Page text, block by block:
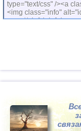
type="text/css" /><a
<img class="info"
cs.net/pix/